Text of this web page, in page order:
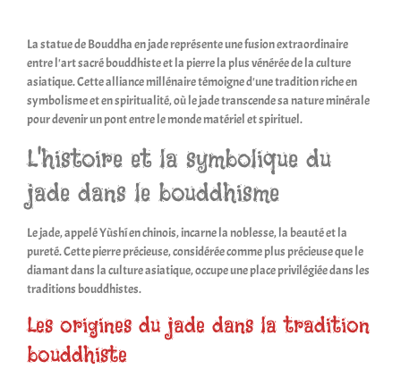
La statue de Bouddha en jade représente une fusion extraordinaire
entre l'art sacré bouddhiste et la pierre la plus vénérée de la culture
asiatique. Cette alliance millénaire témoigne d'une tradition riche en
symbolisme et en spiritualité, où le jade transcende sa nature minérale
pour devenir un pont entre le monde matériel et spirituel.
L'histoire et la symbolique du
jade dans le bouddhisme
Le jade, appelé Yùshí en chinois, incarne la noblesse, la beauté et la
pureté. Cette pierre précieuse, considérée comme plus précieuse que le
diamant dans la culture asiatique, occupe une place privilégiée dans les
traditions bouddhistes.
Les origines du jade dans la tradition
bouddhiste